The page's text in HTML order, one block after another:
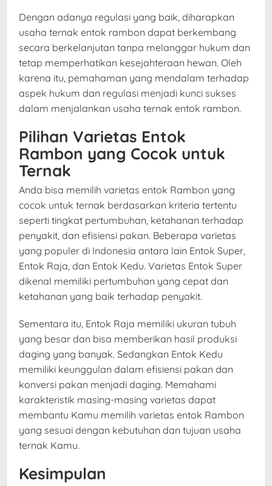
Dengan adanya regulasi yang baik, diharapkan
usaha ternak entok rambon dapat berkembang
secara berkelanjutan tanpa melanggar hukum dan
tetap memperhatikan kesejahteraan hewan. Oleh
karena itu, pemahaman yang mendalam terhadap
aspek hukum dan regulasi menjadi kunci sukses
dalam menjalankan usaha ternak entok rambon.
Pilihan Varietas Entok
Rambon yang Cocok untuk
Ternak
Anda bisa memilih varietas entok Rambon yang
cocok untuk ternak berdasarkan kriteria tertentu
seperti tingkat pertumbuhan, ketahanan terhadap
penyakit, dan efisiensi pakan. Beberapa varietas
yang populer di Indonesia antara lain Entok Super,
Entok Raja, dan Entok Kedu. Varietas Entok Super
dikenal memiliki pertumbuhan yang cepat dan
ketahanan yang baik terhadap penyakit.
Sementara itu, Entok Raja memiliki ukuran tubuh
yang besar dan bisa memberikan hasil produksi
daging yang banyak. Sedangkan Entok Kedu
memiliki keunggulan dalam efisiensi pakan dan
konversi pakan menjadi daging. Memahami
karakteristik masing-masing varietas dapat
membantu Kamu memilih varietas entok Rambon
yang sesuai dengan kebutuhan dan tujuan usaha
ternak Kamu.
Kesimpulan